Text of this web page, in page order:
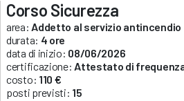
Corso Sicurezza
area: Addetto al servizio antincendio
durata: 4 ore
data di inizio: 08/06/2026
certificazione: Attestato di
costo: 110 €
posti previsti: 15